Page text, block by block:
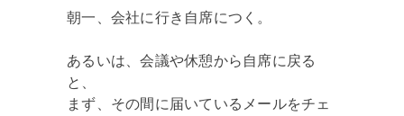
朝一、会社に行き自席につく。
あるいは、会議や休憩から自席に戻る
と、
まず、その間に届いているメールをチェ